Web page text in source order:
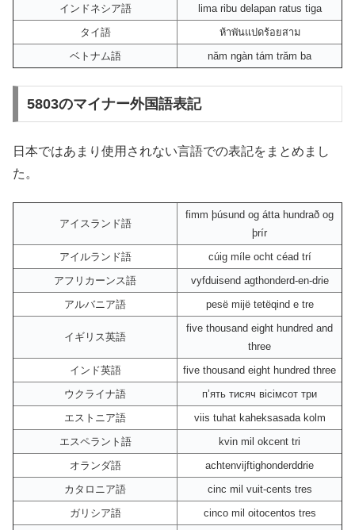
インドネシア語
lima ribu delapan ratus tiga
タイ語
ห้าพันแปดร้อยสาม
ベトナム語
năm ngàn tám trăm ba
5803のマイナー外国語表記
日本ではあまり使用されない言語での表記をまとめまし
た。
アイスランド語
fimm þúsund og átta hundrað og
þrír
アイルランド語
cúig míle ocht céad trí
アフリカーンス語
vyfduisend agthonderd-en-drie
アルバニア語
pesë mijë tetëqind e tre
イギリス英語
five thousand eight hundred and
three
インド英語
five thousand eight hundred three
ウクライナ語
пʼять тисяч вісімсот три
エストニア語
viis tuhat kaheksasada kolm
エスペラント語
kvin mil okcent tri
オランダ語
achtenvijftighonderddrie
カタロニア語
cinc mil vuit-cents tres
ガリシア語
cinco mil oitocentos tres